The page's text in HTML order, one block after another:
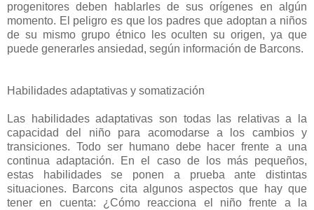
progenitores deben hablarles de sus orígenes en algún
momento. El peligro es que los padres que adoptan a niños
de su mismo grupo étnico les oculten su origen, ya que
puede generarles ansiedad, según información de Barcons.
Habilidades adaptativas y somatización
Las habilidades adaptativas son todas las relativas a la
capacidad del niño para acomodarse a los cambios y
transiciones. Todo ser humano debe hacer frente a una
continua adaptación. En el caso de los más pequeños,
estas habilidades se ponen a prueba ante distintas
situaciones. Barcons cita algunos aspectos que hay que
tener en cuenta: ¿Cómo reacciona el niño frente a la